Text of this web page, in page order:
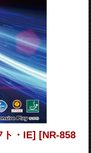
ト・IE] [NR-858